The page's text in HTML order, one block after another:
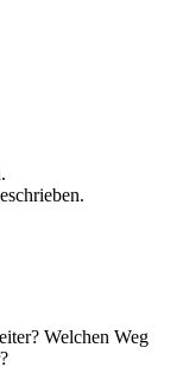
Welchen Weg